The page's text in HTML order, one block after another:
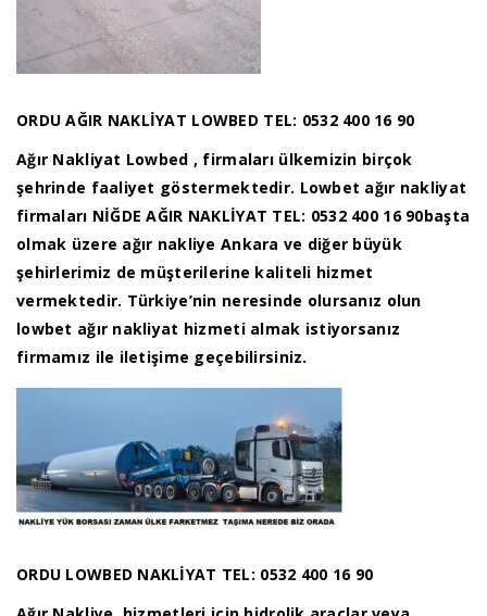
ORDU AĞIR NAKLİYAT LOWBED TEL: 0532 400 16 90
Ağır Nakliyat Lowbed , firmaları ülkemizin birçok
şehrinde faaliyet göstermektedir. Lowbet ağır nakliyat
firmaları NİĞDE AĞIR NAKLİYAT TEL: 0532 400 16 90başta
olmak üzere ağır nakliye Ankara ve diğer büyük
şehirlerimiz de müşterilerine kaliteli hizmet
vermektedir. Türkiye’nin neresinde olursanız olun
lowbet ağır nakliyat hizmeti almak istiyorsanız
firmamız ile iletişime geçebilirsiniz.
ORDU LOWBED NAKLİYAT TEL: 0532 400 16 90